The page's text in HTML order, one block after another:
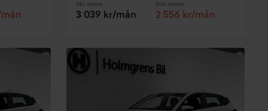
Inkl. moms
3 039 kr/mån
Exkl. moms
2 556 kr/mån